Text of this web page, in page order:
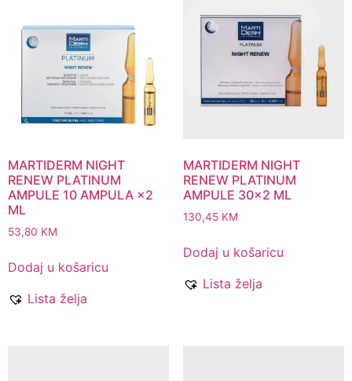
MARTIDERM NIGHT
RENEW PLATINUM
AMPULE 10 AMPULA ×2
ML
53,80 KM
Dodaj u košaricu
Lista želja
MARTIDERM NIGHT
RENEW PLATINUM
AMPULE 30×2 ML
130,45 KM
Dodaj u košaricu
Lista želja